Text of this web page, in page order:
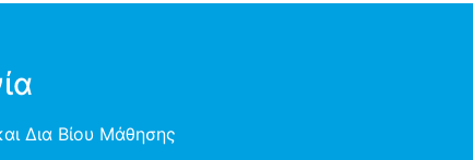
Δια Βίου Μάθησης